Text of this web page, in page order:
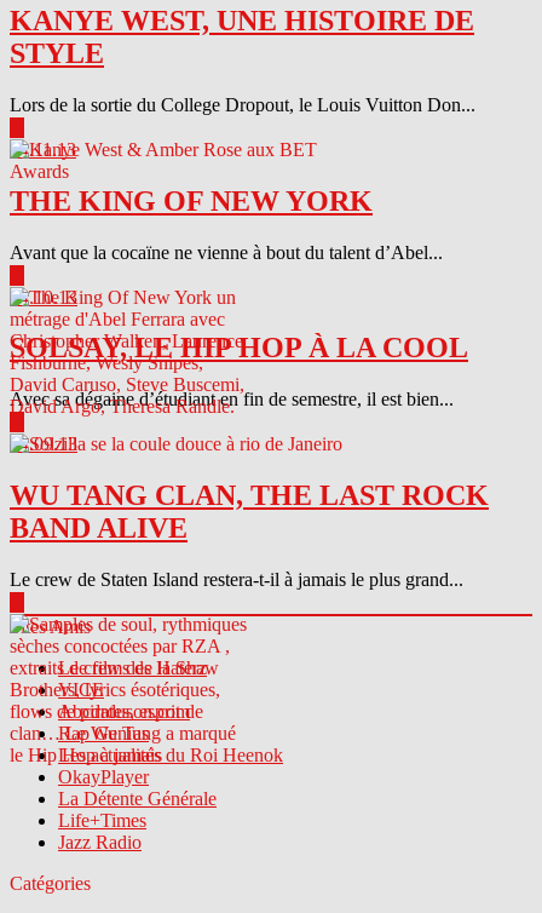
KANYE WEST, UNE HISTOIRE DE
STYLE
Lors de la sortie du College Dropout, le Louis Vuitton Don...
04.11.13
THE KING OF NEW YORK
Avant que la cocaïne ne vienne à bout du talent d’Abel...
04.10.13
SOLSAY, LE HIP HOP À LA COOL
Avec sa dégaine d’étudiant en fin de semestre, il est bien...
04.09.13
WU TANG CLAN, THE LAST ROCK
BAND ALIVE
Le crew de Staten Island restera-t-il à jamais le plus grand...
Sites Amis
Le crew des Haterz
VICE
Abcdrduson.com
Rap Genius
Les actualités du Roi Heenok
OkayPlayer
La Détente Générale
Life+Times
Jazz Radio
Catégories